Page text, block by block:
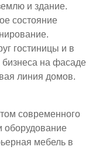
и здание.
состояние
гостиницы и в
на фасаде
линия домов.
современного
оборудование
мебель в